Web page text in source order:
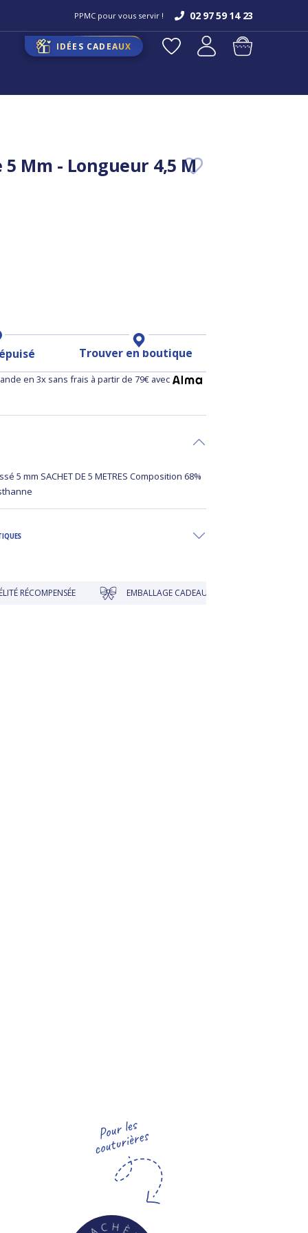
PPMC pour vous servir ! 02 97 59 14 23
IDÉES CADEAUX
5 Mm - Longueur 4,5 M
Trouver en boutique
en 3x sans frais à partir de 79€ avec
5 mm SACHET DE 5 METRES Composition 68%
EMBALLAGE CADEAU À PRIX DOUX